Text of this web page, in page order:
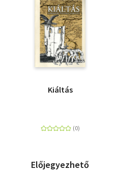
Kiáltás
Előjegyezhető